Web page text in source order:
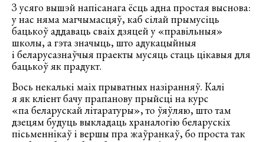
З усяго вышэй напісанага ёсць адна простая выснова:
у нас няма магчымасцяў, каб сілай прымусіць
бацькоў аддаваць сваіх дзяцей у «правільныя»
школы, а гэта значыць, што адукацыйныя
і беларусазнаўчыя праекты мусяць стаць цікавыя для
бацькоў як прадукт.
Вось некалькі маіх прыватных назіранняў. Калі
я як кліент бачу прапанову прыйсці на курс
«па беларускай літаратуры», то ўяўляю, што там
дзецям будуць выкладаць храналогію беларускіх
пісьменнікаў і вершы пра жаўранкаў, бо проста так